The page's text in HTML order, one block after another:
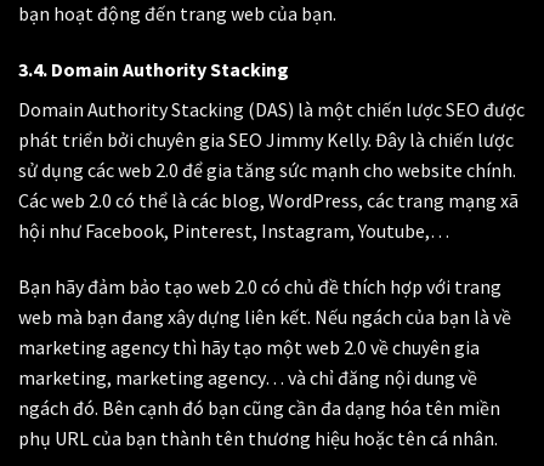
bạn hoạt động đến trang web của bạn.
3.4. Domain Authority Stacking
Domain Authority Stacking (DAS) là một chiến lược SEO được
phát triển bởi chuyên gia SEO Jimmy Kelly. Đây là chiến lược
sử dụng các web 2.0 để gia tăng sức mạnh cho website chính.
Các web 2.0 có thể là các blog, WordPress, các trang mạng xã
hội như Facebook, Pinterest, Instagram, Youtube,…
Bạn hãy đảm bảo tạo web 2.0 có chủ đề thích hợp với trang
web mà bạn đang xây dựng liên kết. Nếu ngách của bạn là về
marketing agency thì hãy tạo một web 2.0 về chuyên gia
marketing, marketing agency… và chỉ đăng nội dung về
ngách đó. Bên cạnh đó bạn cũng cần đa dạng hóa tên miền
phụ URL của bạn thành tên thương hiệu hoặc tên cá nhân.